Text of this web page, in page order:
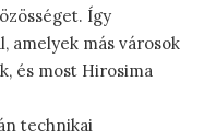
Így
amelyek más városok
és most Hirosima
technikai